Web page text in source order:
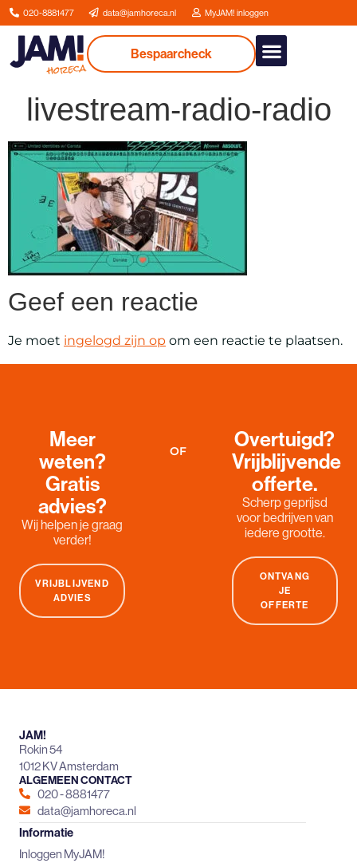
020-8881477 data@jamhoreca.nl MyJAM! inloggen
Bespaarcheck
livestream-radio-radio
Geef een reactie
Je moet ingelogd zijn op om een reactie te plaatsen.
Meer
weten?
Gratis
advies?
Wij helpen je graag
verder!
VRIJBLIJVEND
ADVIES
OF
Overtuigd?
Vrijblijvende
offerte.
Scherp geprijsd
voor bedrijven van
iedere grootte.
ONTVANG
JE
OFFERTE
JAM!
Rokin 54
1012 KV Amsterdam
ALGEMEEN CONTACT
020 - 8881477
data@jamhoreca.nl
Informatie
Inloggen MyJAM!